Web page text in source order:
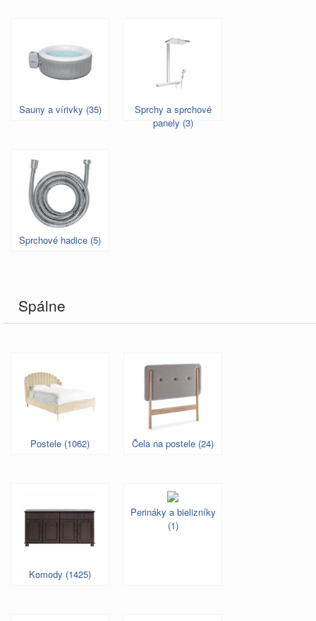
Sauny a vírivky (35)
Sprchy a sprchové
panely (3)
Sprchové hadice (5)
Spálne
Postele (1062) Čela na postele (24)
Komody (1425)
Perináky a bielizníky
(1)